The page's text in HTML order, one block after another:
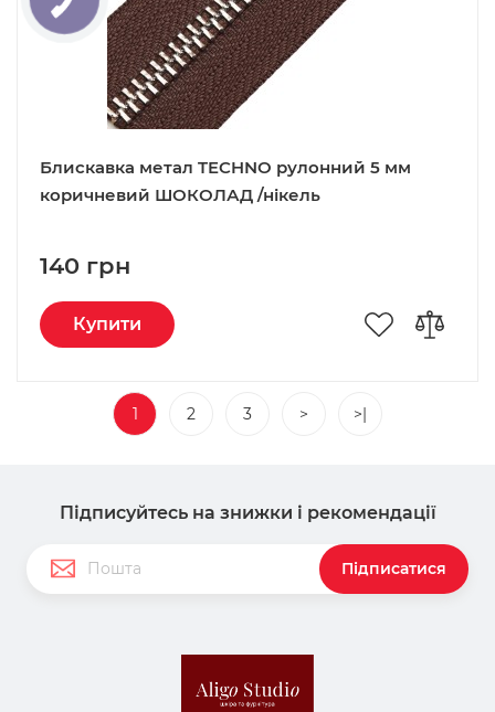
Блискавка метал TECHNO рулонний 5 мм
коричневий ШОКОЛАД /нікель
140 грн
Купити
1 2 3 > >|
Підписуйтесь на знижки і рекомендації
Підписатися